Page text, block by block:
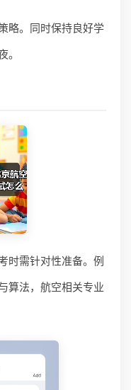
略。同时保持良好学
。
时需针对性准备。例
算法，航空相关专业